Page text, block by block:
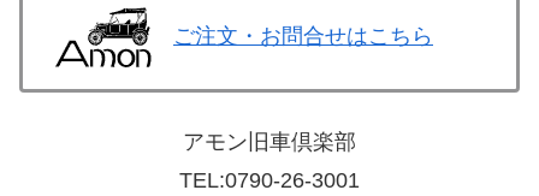
ご注文・お問合せはこちら
アモン旧車倶楽部
TEL:0790-26-3001